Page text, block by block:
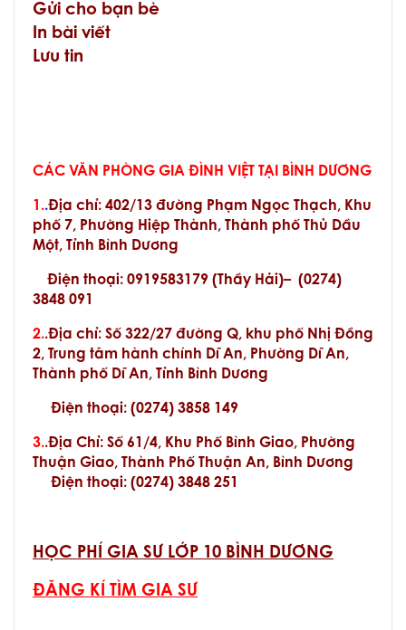
Gửi cho bạn bè
In bài viết
Lưu tin
CÁC VĂN PHÒNG GIA ĐÌNH VIỆT TẠI BÌNH DƯƠNG
1..Địa chỉ: 402/13 đường Phạm Ngọc Thạch, Khu
phố 7, Phường Hiệp Thành, Thành phố Thủ Dầu
Một, Tỉnh Bình Dương
Điện thoại: 0919583179 (Thầy Hải)– (0274)
3848 091
2..Địa chỉ: Số 322/27 đường Q, khu phố Nhị Đồng
2, Trung tâm hành chính Dĩ An, Phường Dĩ An,
Thành phố Dĩ An, Tỉnh Bình Dương
Điện thoại: (0274) 3858 149
3..Địa Chỉ: Số 61/4, Khu Phố Bình Giao, Phường
Thuận Giao, Thành Phố Thuận An, Bình Dương
Điện thoại: (0274) 3848 251
HỌC PHÍ GIA SƯ LỚP 10 BÌNH DƯƠNG
ĐĂNG KÍ TÌM GIA SƯ